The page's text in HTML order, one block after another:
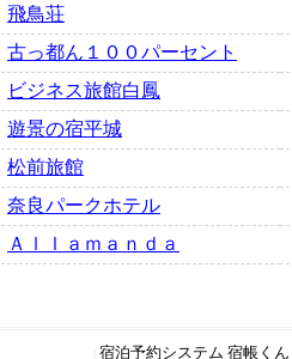
飛鳥荘
古っ都ん１００パーセント
ビジネス旅館白鳳
遊景の宿平城
松前旅館
奈良パークホテル
Ａｌｌａｍａｎｄａ
宿泊予約システム 宿帳くん